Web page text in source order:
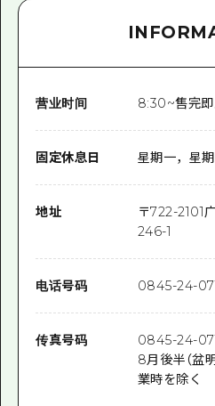
营业时间 8:30~售完
固定休息日 星期一，星
地址 〒722-2101
246-1
电话号码 0845-24-
传真号码
0845-24-
8月後半（盆
業時を除く